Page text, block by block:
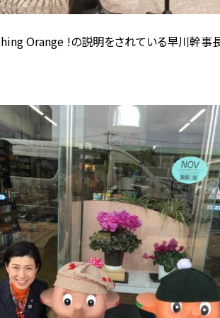
Orange !の説明をされている早川幹事